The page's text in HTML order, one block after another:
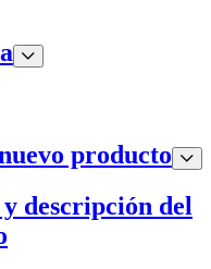
producto
descripción del